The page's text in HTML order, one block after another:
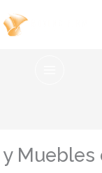
Muebles